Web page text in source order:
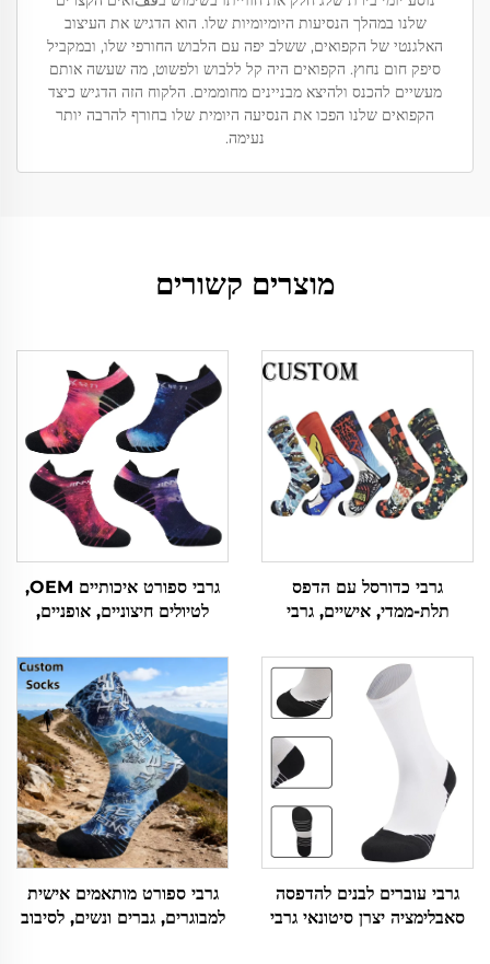
שלנו במהלך הנסיעות היומיומיות שלו. הוא הדגיש את העיצוב
האלגנטי של הקפואים, ששלב יפה עם הלבוש החורפי שלו, ובמקביל
סיפק חום נחוץ. הקפואים היה קל ללבוש ולפשוט, מה שעשה אותם
מעשיים להכנס ולהיצא מבניינים מחוממים. הלקוח הזה הדגיש כיצד
הקפואים שלנו הפכו את הנסיעה היומית שלו בחורף להרבה יותר
נעימה.
מוצרים קשורים
גרבי כדורסל עם הדפס
תלת-ממדי, אישיים, גרבי
גרבי ספורט איכותיים OEM,
לטיולים חיצוניים, אופניים,
אישית
גרבי עוברים לבנים להדפסה
סאבלימציה יצרן סיטונאי גרבי
גרבי ספורט מותאמים אישית
למבוגרים, גברים ונשים, לסיבוב